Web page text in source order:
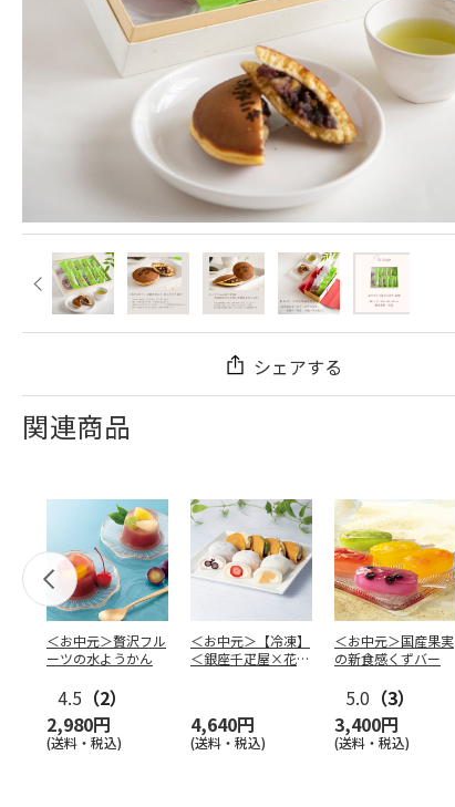
シェアする
関連商品
＜お中元＞贅沢フル
ーツの水ようかん
4.5 （2）
2,980円
(送料・税込)
＜お中元＞【冷凍】
＜銀座千疋屋×花園
4,640円
(送料・税込)
＜お中元＞国産果実
の新食感くずバー
5.0 （3）
3,400円
(送料・税込)